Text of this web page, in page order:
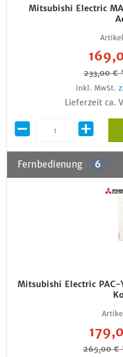
Mitsubishi Electric
233,00 €
inkl. MwSt.
Lieferzeit ca.
Fernbedienung 6
Mitsubishi Electric PAC-
265,00 €